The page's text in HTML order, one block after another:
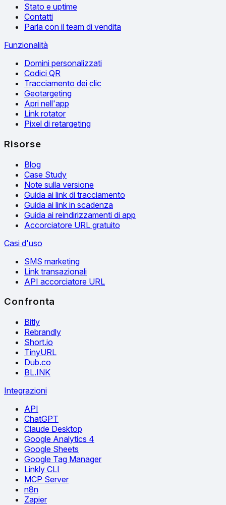
Stato e uptime
Contatti
Parla con il team di vendita
Funzionalità
Domini personalizzati
Codici QR
Tracciamento dei clic
Geotargeting
Apri nell'app
Link rotator
Pixel di retargeting
Risorse
Blog
Case Study
Note sulla versione
Guida ai link di tracciamento
Guida ai link in scadenza
Guida ai reindirizzamenti di app
Accorciatore URL gratuito
Casi d'uso
SMS marketing
Link transazionali
API accorciatore URL
Confronta
Bitly
Rebrandly
Short.io
TinyURL
Dub.co
BL.INK
Integrazioni
API
ChatGPT
Claude Desktop
Google Analytics 4
Google Sheets
Google Tag Manager
Linkly CLI
MCP Server
n8n
Zapier